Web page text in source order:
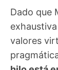
Dado que
valores